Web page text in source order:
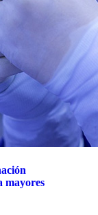
mayores